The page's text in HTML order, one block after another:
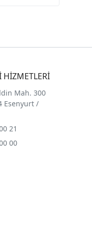
HİZMETLERİ
Mah. 300
Esenyurt /
21
00